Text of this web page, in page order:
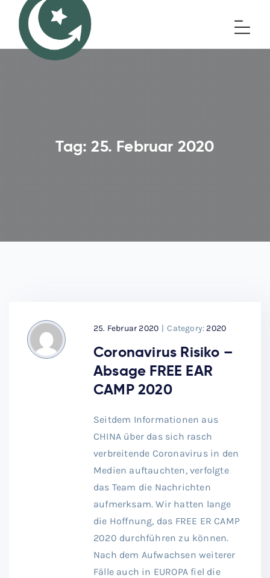
Tag:25. Februar 2020
25. Februar 2020 | Category:2020
Coronavirus Risiko –
Absage FREE EAR
CAMP 2020
Seitdem Informationen aus
CHINA über das sich rasch
verbreitende Coronavirus in den
Medien auftauchten, verfolgte
das Team die Nachrichten
aufmerksam. Wir hatten lange
die Hoffnung, das FREE ER CAMP
2020 durchführen zu können.
Nach dem Aufwachsen weiterer
Fälle auch in EUROPA fiel die